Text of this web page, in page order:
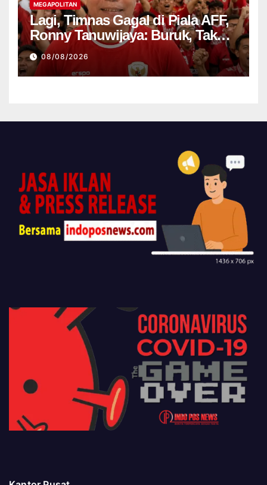
MEGAPOLITAN
Lagi, Timnas Gagal di Piala AFF,
Ronny Tanuwijaya: Buruk, Tak
Punya Ciri
08/08/2026